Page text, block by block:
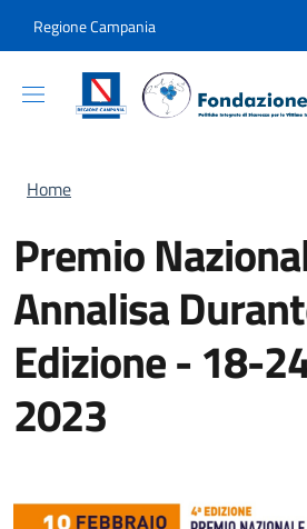
Regione Campania
Briciole di pane
Home
Premio
Annalisa
Edizione - 18-
2023